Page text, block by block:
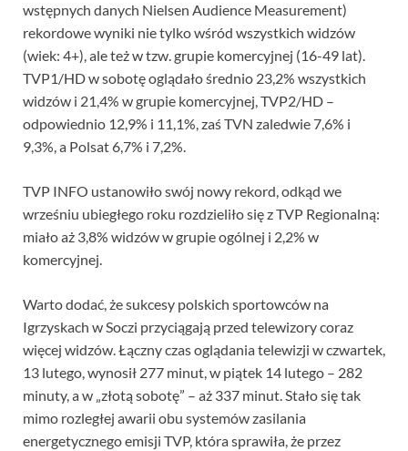
wstępnych danych Nielsen Audience Measurement)
rekordowe wyniki nie tylko wśród wszystkich widzów
(wiek: 4+), ale też w tzw. grupie komercyjnej (16-49 lat).
TVP1/HD w sobotę oglądało średnio 23,2% wszystkich
widzów i 21,4% w grupie komercyjnej, TVP2/HD –
odpowiednio 12,9% i 11,1%, zaś TVN zaledwie 7,6% i
9,3%, a Polsat 6,7% i 7,2%.
TVP INFO ustanowiło swój nowy rekord, odkąd we
wrześniu ubiegłego roku rozdzieliło się z TVP Regionalną:
miało aż 3,8% widzów w grupie ogólnej i 2,2% w
komercyjnej.
Warto dodać, że sukcesy polskich sportowców na
Igrzyskach w Soczi przyciągają przed telewizory coraz
więcej widzów. Łączny czas oglądania telewizji w czwartek,
13 lutego, wynosił 277 minut, w piątek 14 lutego – 282
minuty, a w „złotą sobotę” – aż 337 minut. Stało się tak
mimo rozległej awarii obu systemów zasilania
energetycznego emisji TVP, która sprawiła, że przez